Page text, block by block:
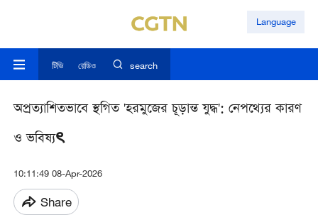
Language
টিভি রেডিও search
অপ্রত্যাশিতভাবে স্থগিত 'হরমুজের চূড়ান্ত যুদ্ধ': নেপথ্যের কারণ
ও ভবিষ্যৎ
10:11:49 08-Apr-2026
Share